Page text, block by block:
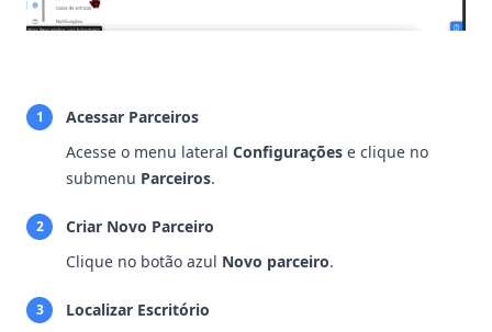
1
Acessar Parceiros
Acesse o menu lateral Configurações e clique no
submenu Parceiros.
2
Criar Novo Parceiro
Clique no botão azul Novo parceiro.
3
Localizar Escritório